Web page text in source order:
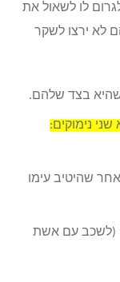
לו לשאול את
לא ירצו לשקר
שהיא בצד שלהם.
נימוקים:
שהיטיב עימו
(לשכב עם אשת